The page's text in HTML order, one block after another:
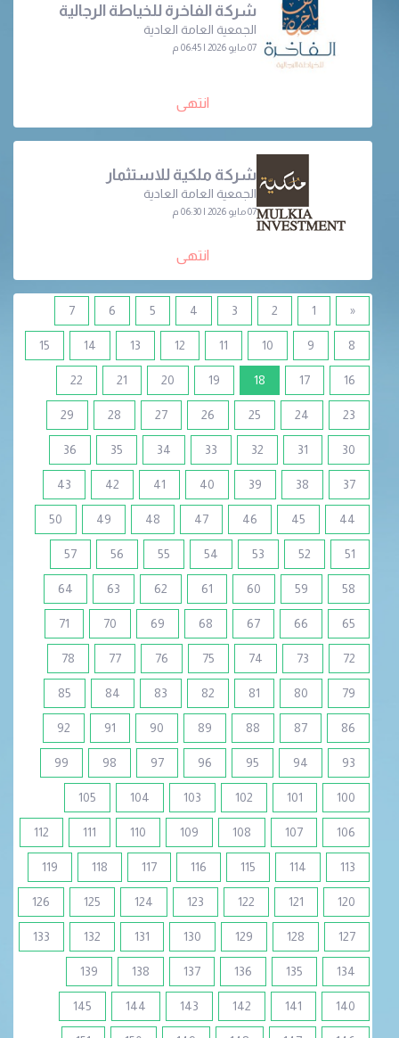
شركة الفاخرة للخياطة الرجالية
الجمعية العامة العادية
07 مايو 2026 | 06:45 م
انتهى
شركة ملكية للاستثمار
الجمعية العامة العادية
07 مايو 2026 | 06:30 م
انتهى
«
1
2
3
4
5
6
7
8
9
10
11
12
13
14
15
16
17
18
(current)
19
20
21
22
23
24
25
26
27
28
29
30
31
32
33
34
35
36
37
38
39
40
41
42
43
44
45
46
47
48
49
50
51
52
53
54
55
56
57
58
59
60
61
62
63
64
65
66
67
68
69
70
71
72
73
74
75
76
77
78
79
80
81
82
83
84
85
86
87
88
89
90
91
92
93
94
95
96
97
98
99
100
101
102
103
104
105
106
107
108
109
110
111
112
113
114
115
116
117
118
119
120
121
122
123
124
125
126
127
128
129
130
131
132
133
134
135
136
137
138
139
140
141
142
143
144
145